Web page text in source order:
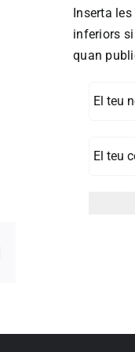
Correo
Inserta
inferiors
quan